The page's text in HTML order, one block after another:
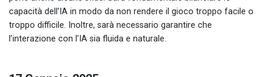
capacità dell’IA in modo da non rendere il gioco troppo facile o
troppo difficile. Inoltre, sarà necessario garantire che
l’interazione con l’IA sia fluida e naturale.